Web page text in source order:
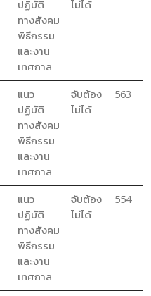
ปฏิบัติ
ทางสังคม
พิธีกรรม
และงาน
เทศกาล
ไม่ได้
แนว
ปฏิบัติ
ทางสังคม
พิธีกรรม
และงาน
เทศกาล
จับต้อง
ไม่ได้
563
แนว
ปฏิบัติ
ทางสังคม
พิธีกรรม
และงาน
เทศกาล
จับต้อง
ไม่ได้
554